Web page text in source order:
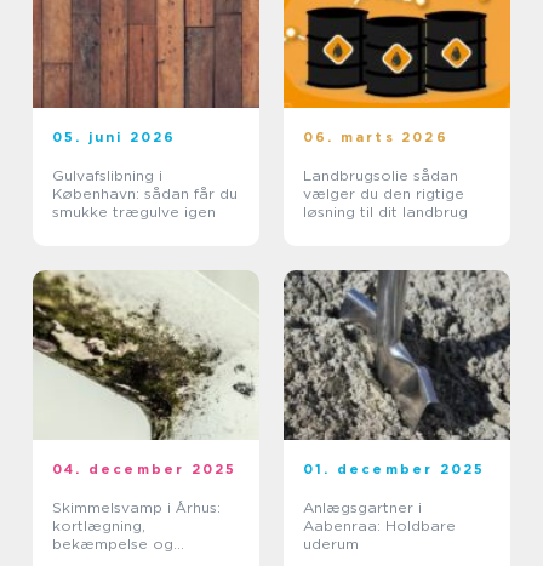
05. juni 2026
Gulvafslibning i
København: sådan får du
smukke trægulve igen
06. marts 2026
Landbrugsolie sådan
vælger du den rigtige
løsning til dit landbrug
04. december 2025
Skimmelsvamp i Århus:
kortlægning,
bekæmpelse og
01. december 2025
Anlægsgartner i
Aabenraa: Holdbare
uderum